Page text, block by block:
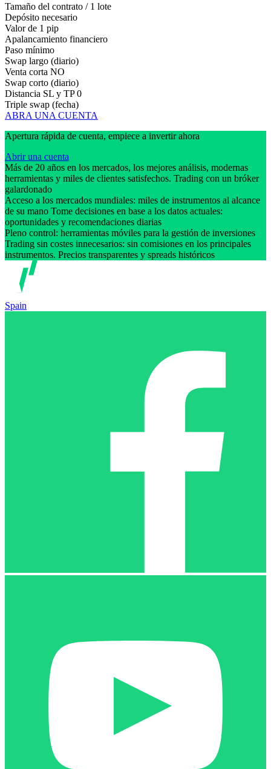
Tamaño del contrato / 1 lote
Depósito necesario
Valor de 1 pip
Apalancamiento financiero
Paso mínimo
Swap largo (diario)
Venta corta NO
Swap corto (diario)
Distancia SL y TP 0
Triple swap (fecha)
ABRA UNA CUENTA
Apertura rápida de cuenta, empiece a invertir ahora
Abrir una cuenta
Más de 20 años en los mercados, los mejores análisis, modernas
herramientas y miles de clientes satisfechos. Trading con un bróker
galardonado
Acceso a los mercados mundiales: miles de instrumentos al alcance
de su mano Tome decisiones en base a los datos actuales:
oportunidades y recomendaciones diarias
Pleno control: herramientas móviles para la gestión de inversiones
Trading sin costes innecesarios: sin comisiones en los principales
instrumentos. Precios transparentes y spreads históricos
Spain